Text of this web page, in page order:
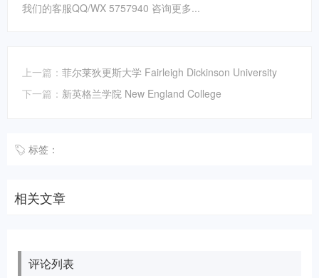
我们的客服QQ/WX 5757940 咨询更多...
上一篇： 菲尔莱狄更斯大学 Fairleigh Dickinson University
下一篇： 新英格兰学院 New England College
标签：
相关文章
评论列表